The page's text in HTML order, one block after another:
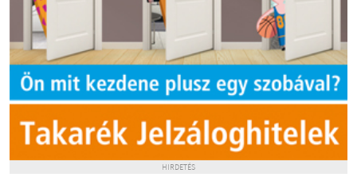
HIRDETÉS